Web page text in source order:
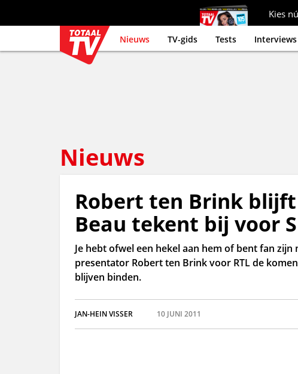
Kies
Nieuws TV-gids Tests Interviews
Nieuws
Robert ten Brink blijft
Beau tekent bij voor
Je hebt ofwel een hekel aan hem of bent fan
presentator Robert ten Brink voor RTL de
blijven binden.
JAN-HEIN VISSER 10 JUNI 2011